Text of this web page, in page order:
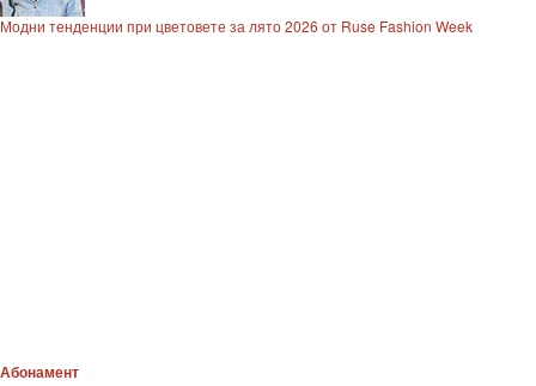
Модни тенденции при цветовете за лято 2026 от Ruse Fashion Week
Абонамент